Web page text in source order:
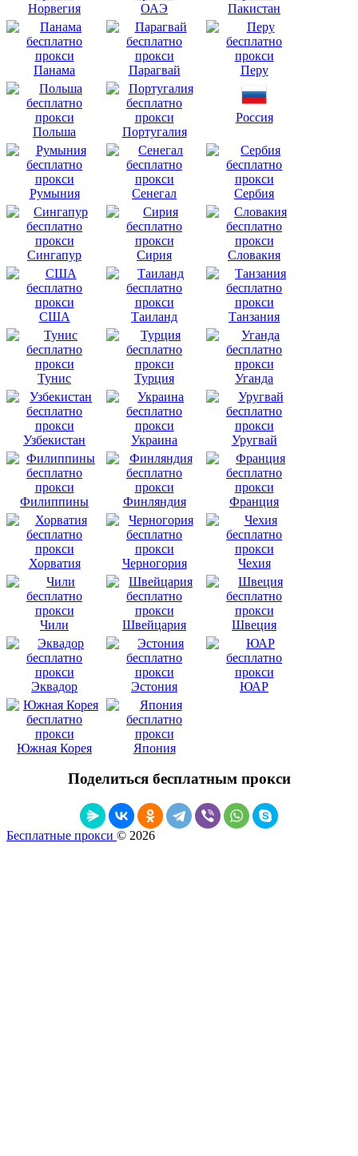
Норвегия ОАЭ Пакистан
Панама Парагвай Перу
Польша Португалия
Россия
Румыния Сенегал Сербия
Сингапур Сирия Словакия
США Таиланд Танзания
Тунис Турция Уганда
Узбекистан Украина Уругвай
Филиппины Финляндия Франция
Хорватия Черногория Чехия
Чили Швейцария Швеция
Эквадор Эстония ЮАР
Южная Корея Япония
Поделиться бесплатным прокси
Бесплатные прокси © 2026